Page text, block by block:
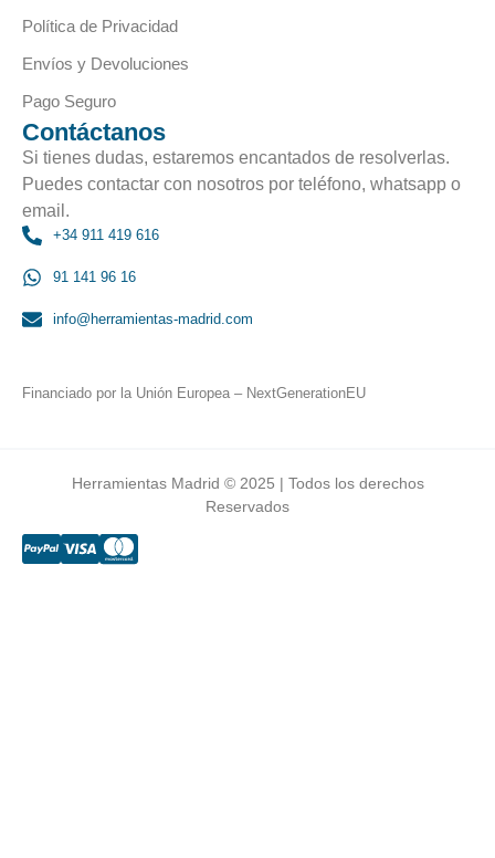
Política de Privacidad
Envíos y Devoluciones
Pago Seguro
Contáctanos
Si tienes dudas, estaremos encantados de resolverlas.
Puedes contactar con nosotros por teléfono, whatsapp o
email.
+34 911 419 616
91 141 96 16
info@herramientas-madrid.com
Financiado por la Unión Europea – NextGenerationEU
Herramientas Madrid © 2025 | Todos los derechos
Reservados